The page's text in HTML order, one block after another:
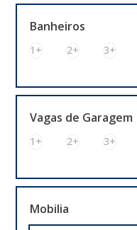
Nova Santa Rita (1)
Floresta (1)
São Leopoldo (1)
Banheiros
1+ 2+ 3+
Vagas de Garagem
1+ 2+ 3+
Mobilia